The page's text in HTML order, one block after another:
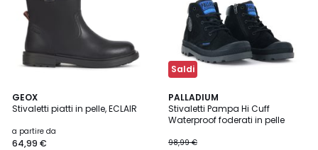
GEOX
Stivaletti piatti in pelle, ECLAIR
a partire da
64,99 €
3,5
/ 5
Saldi
PALLADIUM
Stivaletti Pampa Hi Cuff
Waterproof foderati in pelle
98,99 €
4
/
5
2
Colori